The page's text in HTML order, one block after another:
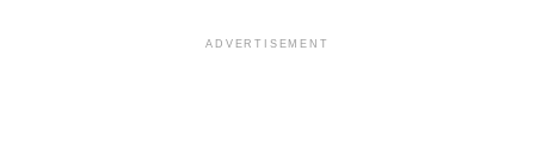
ADVERTISEMENT